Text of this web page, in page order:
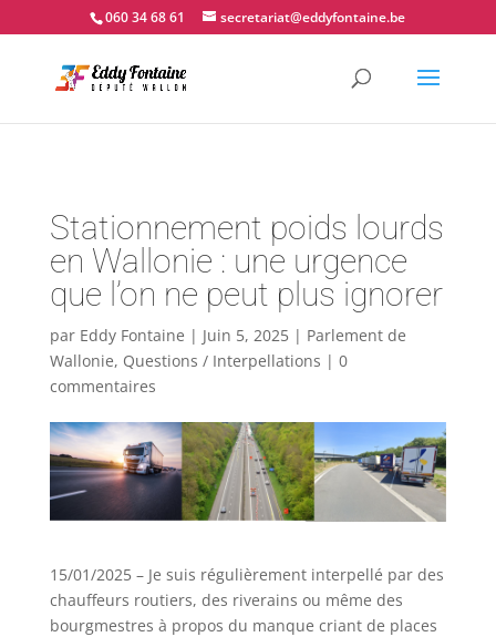
📍 Couvin - 060.34.68.61
060 34 68 61 secretariat@eddyfontaine.be
Stationnement poids lourds
en Wallonie : une urgence
que l’on ne peut plus ignorer
par Eddy Fontaine | Juin 5, 2025| Parlement de
Wallonie, Questions / Interpellations | 0
commentaires
15/01/2025 – Je suis régulièrement interpellé par des
chauffeurs routiers, des riverains ou même des
bourgmestres à propos du manque criant de places